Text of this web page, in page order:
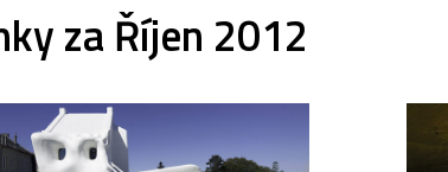
za Říjen 2012